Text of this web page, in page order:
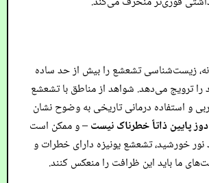
زیست‌شناسی تشعشع را بیش از حد ساده
ترویج می‌دهد. شواهد از مناطق با تشعشع
و استفاده درمانی تاریخی به وضوح نشان
پایین ذاتاً خطرناک نیست– و ممکن است
نور خورشید، تشعشع یونیزه دارای خطرات و
ما باید این ظرافت را منعکس کنند.